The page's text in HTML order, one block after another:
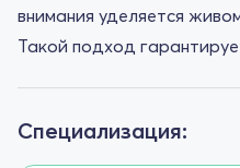
внимания уделяется
Такой подход
Специализация: